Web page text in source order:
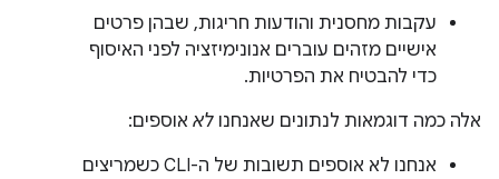
עקבות מחסנית והודעות חריגות, שבהן פרטים
אישיים מזהים עוברים אנונימיזציה לפני האיסוף
כדי להבטיח את הפרטיות.
אלה כמה דוגמאות לנתונים שאנחנו לא אוספים:
אנחנו לא אוספים תשובות של ה-CLI כשמריצים